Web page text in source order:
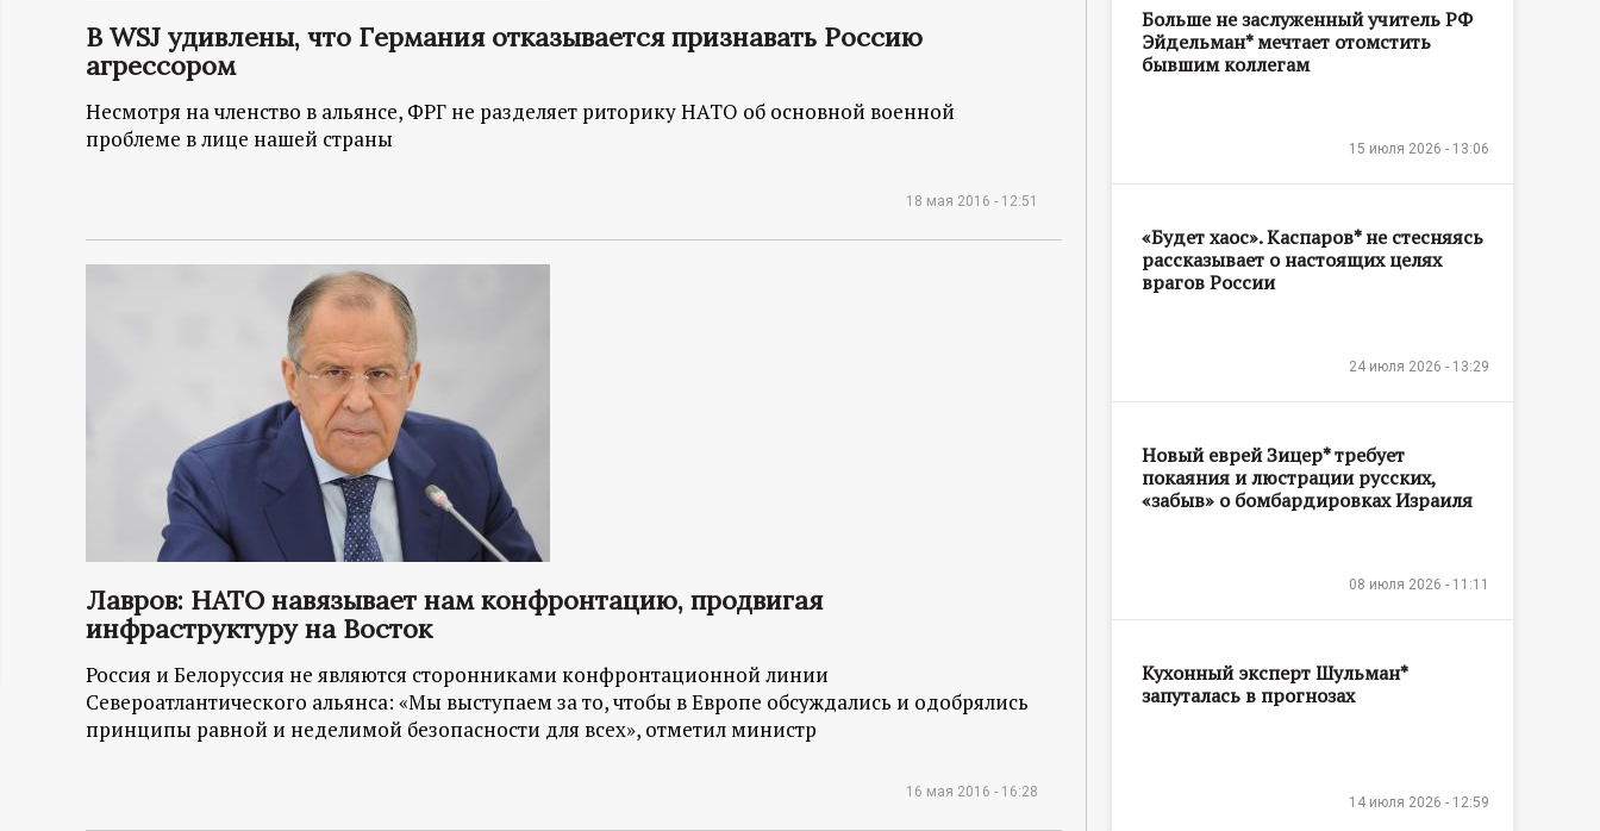
Н
-
ц
и
о
н
В WSJ удивлены, что Германия отказывается признавать Россию
агрессором
Несмотря на членство в альянсе, ФРГ не разделяет риторику НАТО об основной военной
проблеме в лице нашей страны
18 мая 2016 - 12:51
Лавров: НАТО навязывает нам конфронтацию, продвигая
инфраструктуру на Восток
Россия и Белоруссия не являются сторонниками конфронтационной линии
Североатлантического альянса: «Мы выступаем за то, чтобы в Европе обсуждались и одобрялись
принципы равной и неделимой безопасности для всех», отметил министр
16 мая 2016 - 16:28
Больше не заслуженный учитель РФ
Эйдельман* мечтает отомстить
бывшим коллегам
15 июля 2026 - 13:06
«Будет хаос». Каспаров* не стесняясь
рассказывает о настоящих целях
врагов России
24 июля 2026 - 13:29
Новый еврей Зицер* требует
покаяния и люстрации русских,
«забыв» о бомбардировках Израиля
08 июля 2026 - 11:11
Кухонный эксперт Шульман*
запуталась в прогнозах
14 июля 2026 - 12:59